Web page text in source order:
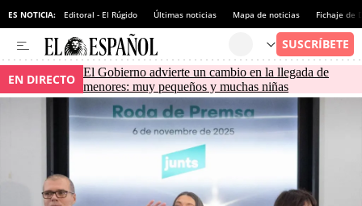
ES NOTICIA: Editoral - El Rúgido Últimas noticias Mapa de noticias Fichaje de
EN DIRECTO El Gobierno advierte un cambio en la llegada de
menores: muy pequeños y muchas niñas